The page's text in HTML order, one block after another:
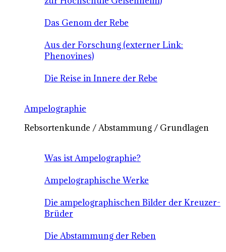
Das Genom der Rebe
Aus der Forschung (externer Link:
Phenovines)
Die Reise in Innere der Rebe
Ampelographie
Rebsortenkunde / Abstammung / Grundlagen
Was ist Ampelographie?
Ampelographische Werke
Die ampelographischen Bilder der Kreuzer-
Brüder
Die Abstammung der Reben